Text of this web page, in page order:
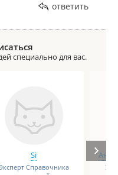
ответить
специально для вас.
Si
Справочника